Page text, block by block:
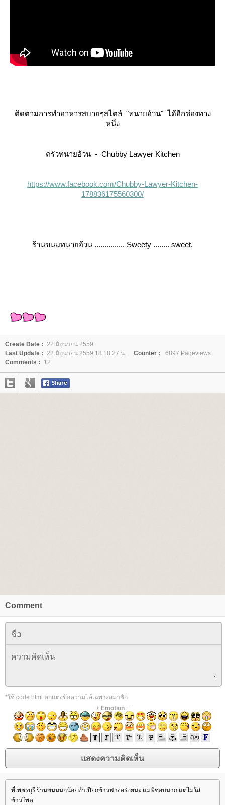
ติดตามการทำอาหารสบายๆสไตล์ "ทนายอ้วน" ได้อีกช่องทาง
หนึ่ง
ครัวทนายอ้วน - Chubby Lawyer Kitchen
https://www.facebook.com/Chubby-Lawyer-Kitchen-
178836175560300/
ร้านขนมทนายอ้วน ............... Sweety ........ sweet.
Create Date : 22 มิถุนายน 2559
Last Update : 22 มิถุนายน 2559 18:18:27 น. Counter :
6897 Pageviews.
Comments :
12
Comment
*ใช้ code html ตกแต่งข้อความได้เฉพาะสมาชิก
+ Emotion+
ที่เพชรบุรี ร้านขนมนกน้อยทำเปียกข้าวฟ่างอร่อยนะ แม่พี่ชอบมาก แต่ไม่ใส่
ข้าวโพด